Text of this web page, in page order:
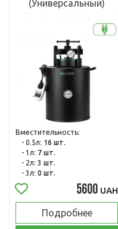
(Универсальный)
Вместительность:
- 0.5л: 16 шт.
- 1л: 7 шт.
- 2л: 3 шт.
- 3л: 0 шт.
5600 UAH
Подробнее